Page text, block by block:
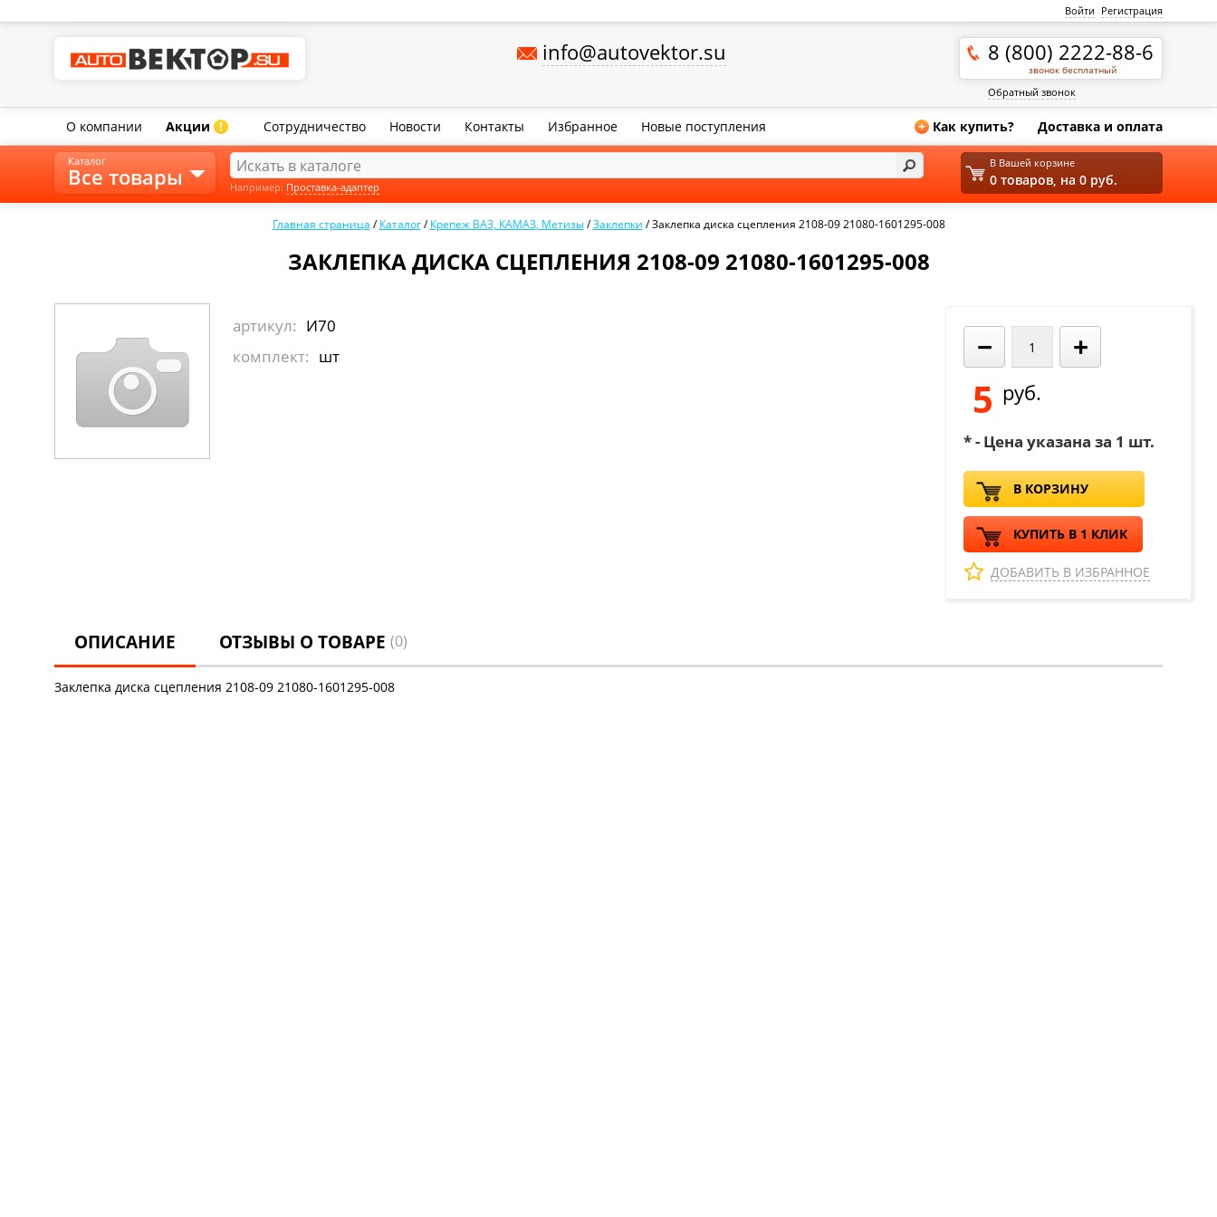
Войти Регистрация
info@autovektor.su 8 (800) 2222-88-6
звонок бесплатный
Обратный звонок
О компании Акции ! Сотрудничество Новости Контакты Избранное Новые поступления + Как купить? Доставка и оплата
Главная страница /Каталог /Крепеж ВАЗ, КАМАЗ, Метизы /Заклепки /Заклепка диска сцепления 2108-09 21080-1601295-008
ЗАКЛЕПКА ДИСКА СЦЕПЛЕНИЯ 2108-09 21080-1601295-008
артикул: И70
комплект: шт − +
5 руб.
* - Цена указана за 1 шт.
В КОРЗИНУ
КУПИТЬ В 1 КЛИК
ДОБАВИТЬ В ИЗБРАННОЕ
ОПИСАНИЕ ОТЗЫВЫ О ТОВАРЕ (0)
Заклепка диска сцепления 2108-09 21080-1601295-008
Каталог
Все товары
В Вашей корзине
0 товаров, на 0 руб.
Например: Проставка-адаптер